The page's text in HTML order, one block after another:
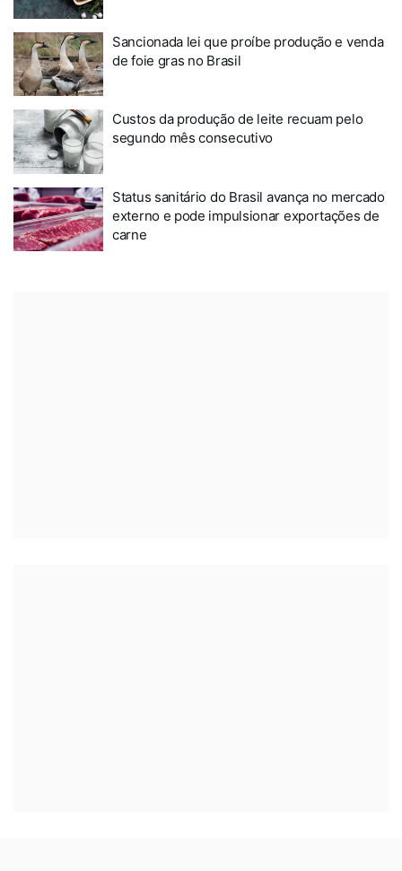
Sancionada lei que proíbe produção e venda
de foie gras no Brasil
Custos da produção de leite recuam pelo
segundo mês consecutivo
Status sanitário do Brasil avança no mercado
externo e pode impulsionar exportações de
carne